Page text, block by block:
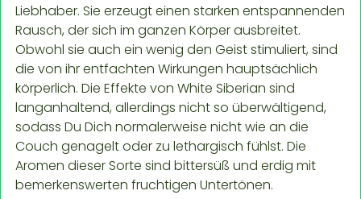
Liebhaber. Sie erzeugt einen starken entspannenden
Rausch, der sich im ganzen Körper ausbreitet.
Obwohl sie auch ein wenig den Geist stimuliert, sind
die von ihr entfachten Wirkungen hauptsächlich
körperlich. Die Effekte von White Siberian sind
langanhaltend, allerdings nicht so überwältigend,
sodass Du Dich normalerweise nicht wie an die
Couch genagelt oder zu lethargisch fühlst. Die
Aromen dieser Sorte sind bittersüß und erdig mit
bemerkenswerten fruchtigen Untertönen.